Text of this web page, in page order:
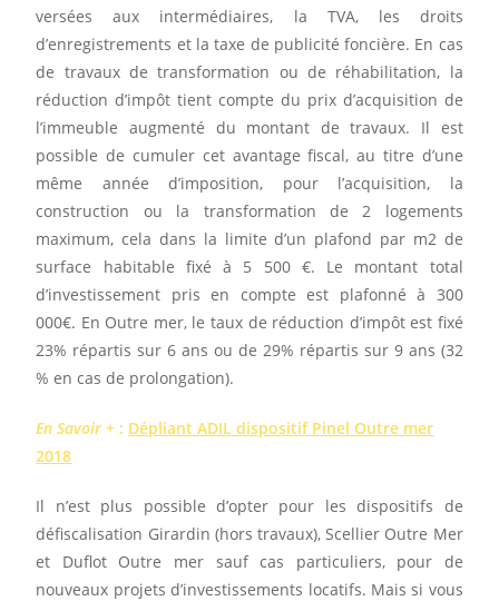
versées aux intermédiaires, la TVA, les droits
d’enregistrements et la taxe de publicité foncière. En cas
de travaux de transformation ou de réhabilitation, la
réduction d’impôt tient compte du prix d’acquisition de
l’immeuble augmenté du montant de travaux. Il est
possible de cumuler cet avantage fiscal, au titre d’une
même année d’imposition, pour l’acquisition, la
construction ou la transformation de 2 logements
maximum, cela dans la limite d’un plafond par m2 de
surface habitable fixé à 5 500 €. Le montant total
d’investissement pris en compte est plafonné à 300
000€. En Outre mer, le taux de réduction d’impôt est fixé
23% répartis sur 6 ans ou de 29% répartis sur 9 ans (32
% en cas de prolongation).
En Savoir + : Dépliant ADIL dispositif Pinel Outre mer
2018
Il n’est plus possible d’opter pour les dispositifs de
défiscalisation Girardin (hors travaux), Scellier Outre Mer
et Duflot Outre mer sauf cas particuliers, pour de
nouveaux projets d’investissements locatifs. Mais si vous